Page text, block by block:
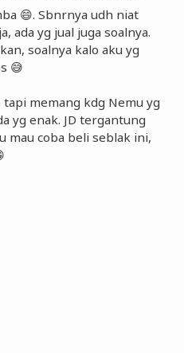
😄. Sbnrnya udh niat
ada yg jual juga soalnya.
soalnya kalo aku yg
😅
memang kdg Nemu yg
yg enak. JD tergantung
mau coba beli seblak ini,